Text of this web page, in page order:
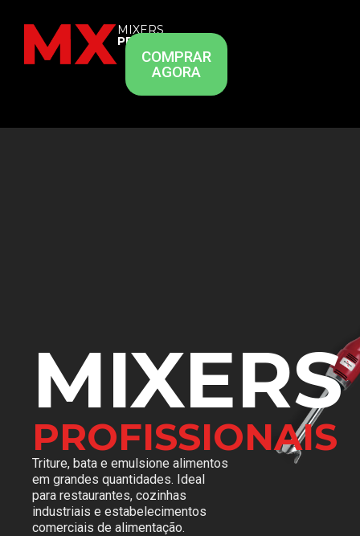
MIXERS
PROFISSIONAIS
COMPRAR
AGORA
MIXERS
PROFISSIONAIS
Triture, bata e emulsione alimentos
em grandes quantidades. Ideal
para restaurantes, cozinhas
industriais e estabelecimentos
comerciais de alimentação.